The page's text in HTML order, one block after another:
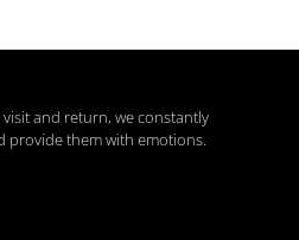
and return, we constantly
provide them with emotions.